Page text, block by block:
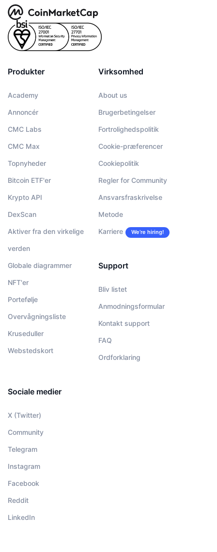
Produkter
Academy
Annoncér
CMC Labs
CMC Max
Topnyheder
Bitcoin ETF'er
Krypto API
DexScan
Aktiver fra den virkelige
verden
Globale diagrammer
NFT'er
Portefølje
Overvågningsliste
Kruseduller
Webstedskort
Virksomhed
About us
Brugerbetingelser
Fortrolighedspolitik
Cookie-præferencer
Cookiepolitik
Regler for Community
Ansvarsfraskrivelse
Metode
Karriere We’re hiring!
Support
Bliv listet
Anmodningsformular
Kontakt support
FAQ
Ordforklaring
Sociale medier
X (Twitter)
Community
Telegram
Instagram
Facebook
Reddit
LinkedIn